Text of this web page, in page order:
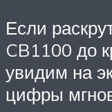
Если
CB1100 до
увидим на
цифры